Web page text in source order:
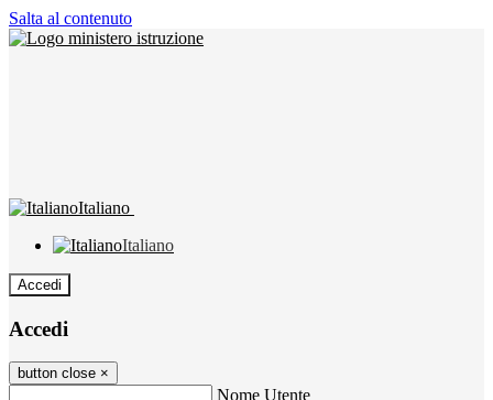
Salta al contenuto
Italiano
Italiano
Accedi
Accedi
button close ×
Nome Utente